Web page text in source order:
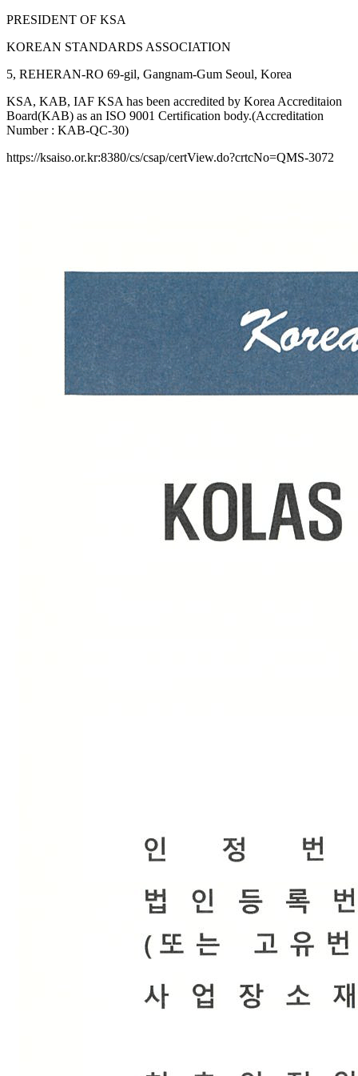
PRESIDENT OF KSA
KOREAN STANDARDS ASSOCIATION
5, REHERAN-RO 69-gil, Gangnam-Gum Seoul, Korea
KSA, KAB, IAF KSA has been accredited by Korea Accreditaion
Board(KAB) as an ISO 9001 Certification body.(Accreditation
Number : KAB-QC-30)
https://ksaiso.or.kr:8380/cs/csap/certView.do?crtcNo=QMS-3072